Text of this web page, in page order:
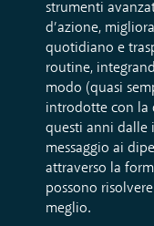
strumenti
d’azione,
quotidiano e
routine,
modo (quasi
introdotte con la
questi anni dalle
messaggio ai
attraverso la
possono
meglio.